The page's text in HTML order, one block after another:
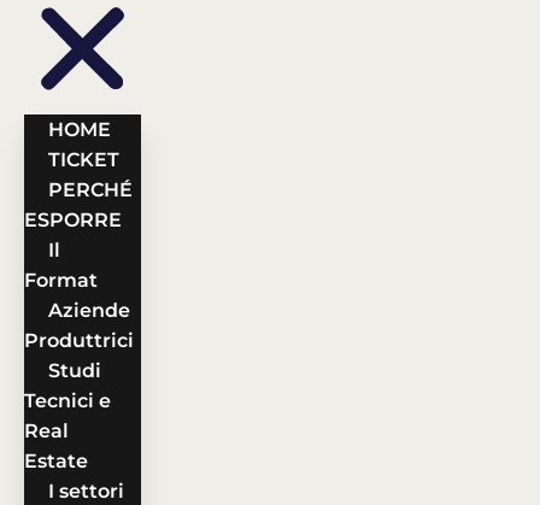
HOME
TICKET
PERCHÉ
ESPORRE
Il
Format
Aziende
Produttrici
Studi
Tecnici e
Real
Estate
I settori